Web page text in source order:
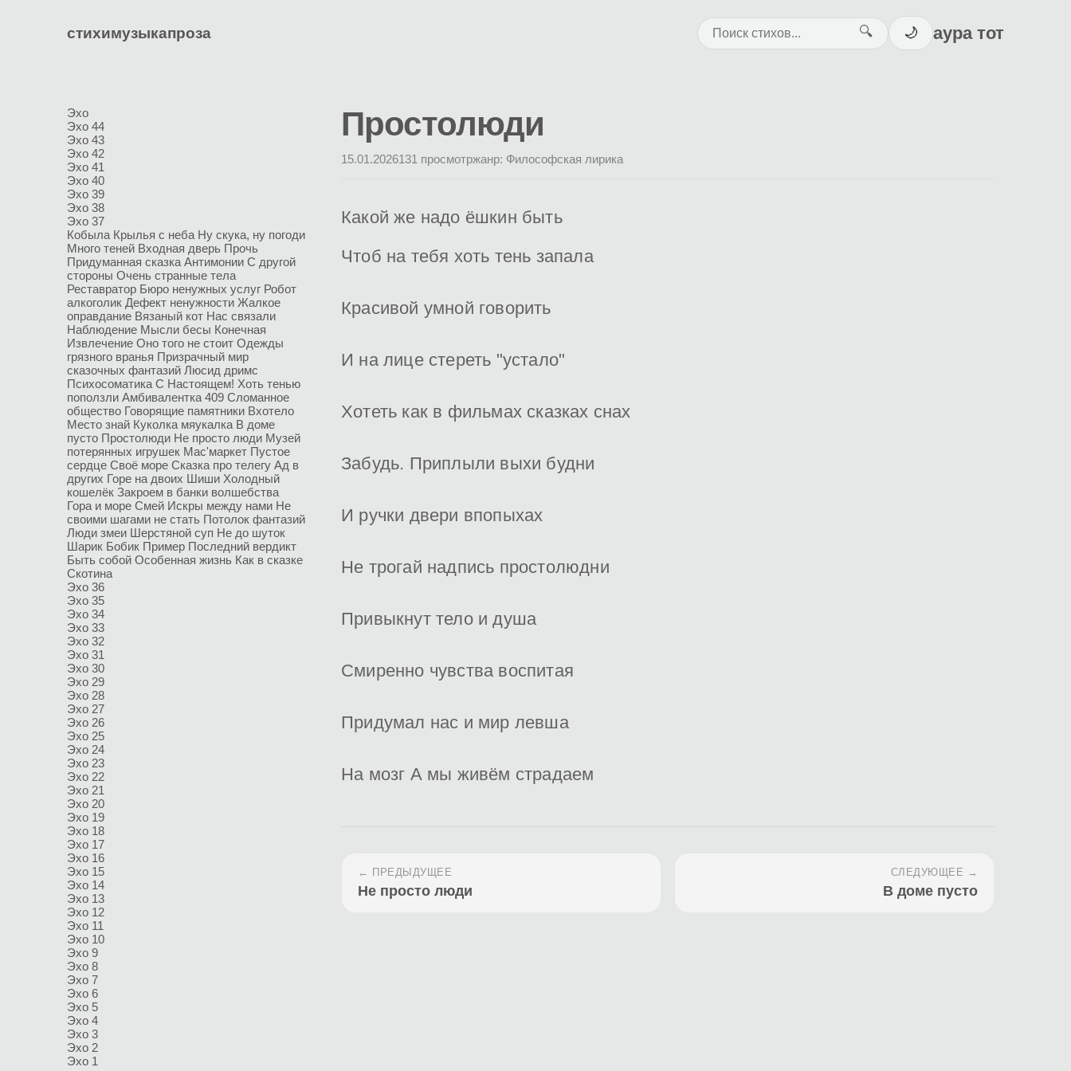
стихимузыкапроза 🔍 🌙 аура тот
Эхо
Эхо 44
Эхо 43
Эхо 42
Эхо 41
Эхо 40
Эхо 39
Эхо 38
Эхо 37
Кобыла Крылья с неба Ну скука, ну погоди
Много теней Входная дверь Прочь
Придуманная сказка Антимонии С другой
стороны Очень странные тела
Реставратор Бюро ненужных услуг Робот
алкоголик Дефект ненужности Жалкое
оправдание Вязаный кот Нас связали
Наблюдение Мысли бесы Конечная
Извлечение Оно того не стоит Одежды
грязного вранья Призрачный мир
сказочных фантазий Люсид дримс
Психосоматика С Настоящем! Хоть тенью
поползли Амбивалентка 409 Сломанное
общество Говорящие памятники Вхотело
Место знай Куколка мяукалка В доме
пусто Простолюди Не просто люди Музей
потерянных игрушек Мас'маркет Пустое
сердце Своё море Сказка про телегу Ад в
других Горе на двоих Шиши Холодный
кошелёк Закроем в банки волшебства
Гора и море Смей Искры между нами Не
своими шагами не стать Потолок фантазий
Люди змеи Шерстяной суп Не до шуток
Шарик Бобик Пример Последний вердикт
Быть собой Особенная жизнь Как в сказке
Скотина
Эхо 36
Эхо 35
Эхо 34
Эхо 33
Эхо 32
Эхо 31
Эхо 30
Эхо 29
Эхо 28
Эхо 27
Эхо 26
Эхо 25
Эхо 24
Эхо 23
Эхо 22
Эхо 21
Эхо 20
Эхо 19
Эхо 18
Эхо 17
Эхо 16
Эхо 15
Эхо 14
Эхо 13
Эхо 12
Эхо 11
Эхо 10
Эхо 9
Эхо 8
Эхо 7
Эхо 6
Эхо 5
Эхо 4
Эхо 3
Эхо 2
Эхо 1
Простолюди
15.01.2026131 просмотржанр: Философская лирика
Какой же надо ёшкин быть
Чтоб на тебя хоть тень запала
Красивой умной говорить
И на лице стереть "устало"
Хотеть как в фильмах сказках снах
Забудь. Приплыли выхи будни
И ручки двери впопыхах
Не трогай надпись простолюдни
Привыкнут тело и душа
Смиренно чувства воспитая
Придумал нас и мир левша
На мозг А мы живём страдаем
← ПРЕДЫДУЩЕЕ
Не просто люди
СЛЕДУЮЩЕЕ →
В доме пусто